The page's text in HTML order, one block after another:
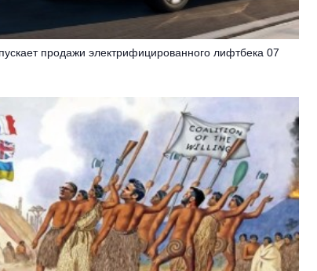
продажи электрифицированного лифтбека 07